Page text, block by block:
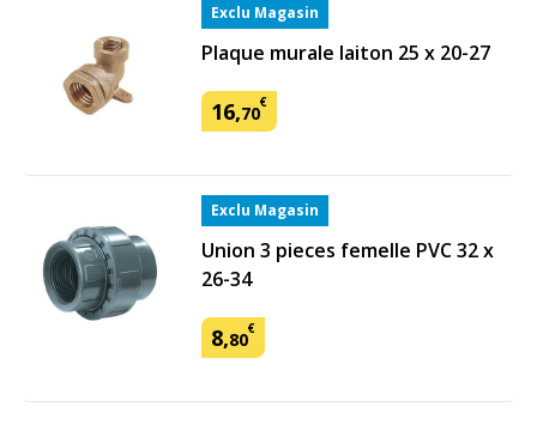
Exclu Magasin
Plaque murale laiton 25 x 20-27
16,70€
Exclu Magasin
Union 3 pieces femelle PVC 32 x
26-34
8,80€